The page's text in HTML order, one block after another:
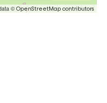
© OpenStreetMap contributors